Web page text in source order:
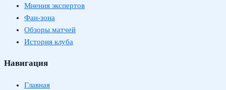
Мнения экспертов
Фан-зона
Обзоры матчей
История клуба
Навигация
Главная